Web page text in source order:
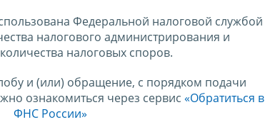
Федеральной налоговой службой
налогового администрирования и
налоговых споров.
и (или) обращение, с порядком подачи
ознакомиться через сервис «Обратиться в
ФНС России»